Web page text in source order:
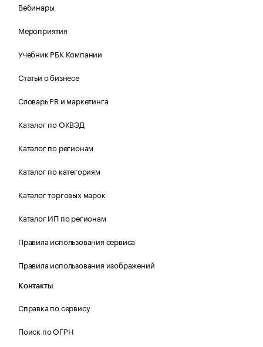
Вебинары
Мероприятия
Учебник РБК Компании
Статьи о бизнесе
Словарь PR и маркетинга
Каталог по ОКВЭД
Каталог по регионам
Каталог по категориям
Каталог торговых марок
Каталог ИП по регионам
Правила использования сервиса
Правила использования изображений
Контакты
Справка по сервису
Поиск по ОГРН